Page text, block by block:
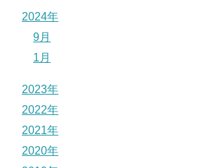
2024年
9月
1月
2023年
2022年
2021年
2020年